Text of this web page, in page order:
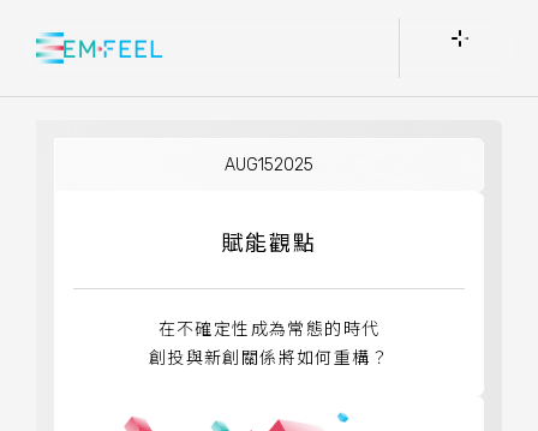
AUG152025
賦能觀點
在不確定性成為常態的時代
創投與新創關係將如何重構？